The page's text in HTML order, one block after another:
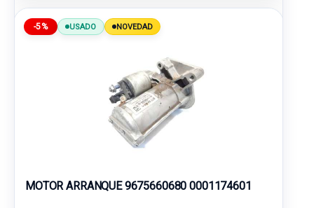
-5% USADO NOVEDAD
MOTOR ARRANQUE 9675660680 0001174601